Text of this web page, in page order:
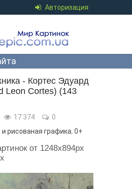
Авторизация
- Кортес Эдуард
Leon Cortes) (143
17 374
0
и рисованая графика, 0+
от 1248x894px